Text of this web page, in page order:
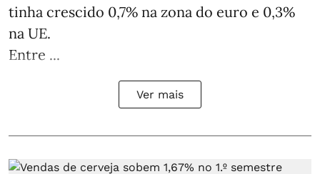
tinha crescido 0,7% na zona do euro e 0,3%
na UE.
Entre ...
Ver mais